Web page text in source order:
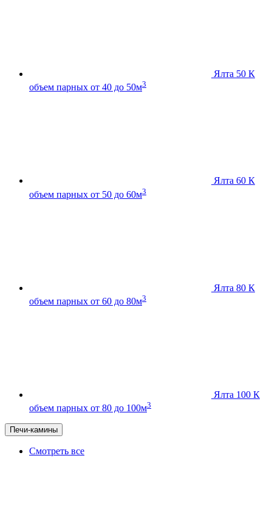
Ялта 50 К
объем парных от 40 до 50м3
Ялта 60 К
объем парных от 50 до 60м3
Ялта 80 К
объем парных от 60 до 80м3
Ялта 100 К
объем парных от 80 до 100м3
Печи-камины
Смотреть все